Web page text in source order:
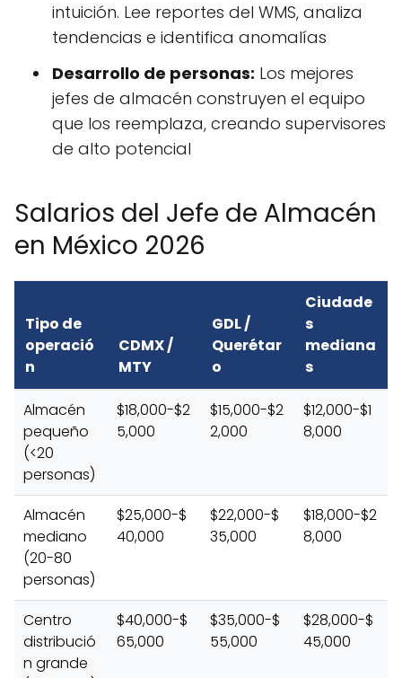
intuición. Lee reportes del WMS, analiza
tendencias e identifica anomalías
Desarrollo de personas: Los mejores
jefes de almacén construyen el equipo
que los reemplaza, creando supervisores
de alto potencial
Salarios del Jefe de Almacén
en México 2026
Tipo de
operació
n
CDMX /
MTY
GDL /
Querétar
o
Ciudade
s
mediana
s
Almacén
pequeño
(<20
personas)
$18,000-$2
5,000
$15,000-$2
2,000
$12,000-$1
8,000
Almacén
mediano
(20-80
personas)
$25,000-$
40,000
$22,000-$
35,000
$18,000-$2
8,000
Centro
distribució
n grande
$40,000-$
65,000
$35,000-$
55,000
$28,000-$
45,000